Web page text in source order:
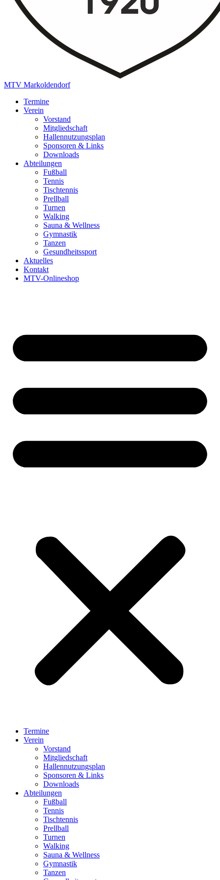
MTV Markoldendorf
Termine
Verein
Vorstand
Mitgliedschaft
Hallennutzungsplan
Sponsoren & Links
Downloads
Abteilungen
Fußball
Tennis
Tischtennis
Prellball
Turnen
Walking
Sauna & Wellness
Gymnastik
Tanzen
Gesundheitssport
Aktuelles
Kontakt
MTV-Onlineshop
Termine
Verein
Vorstand
Mitgliedschaft
Hallennutzungsplan
Sponsoren & Links
Downloads
Abteilungen
Fußball
Tennis
Tischtennis
Prellball
Turnen
Walking
Sauna & Wellness
Gymnastik
Tanzen